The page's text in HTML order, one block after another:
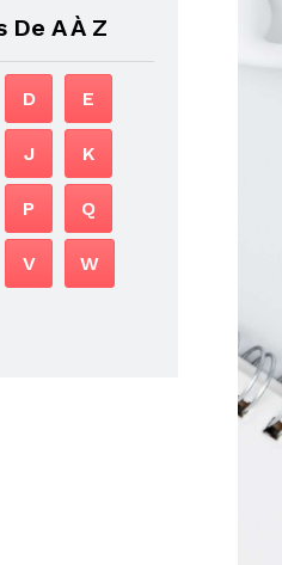
De A À Z
D E
J K
P Q
V W